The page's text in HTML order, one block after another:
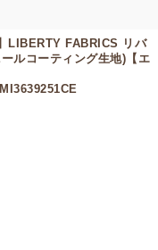
LIBERTY FABRICS リバ
ルコーティング生地)【エ